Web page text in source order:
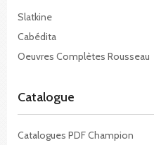
Slatkine
Cabédita
Oeuvres Complètes Rousseau
Catalogue
Catalogues PDF Champion